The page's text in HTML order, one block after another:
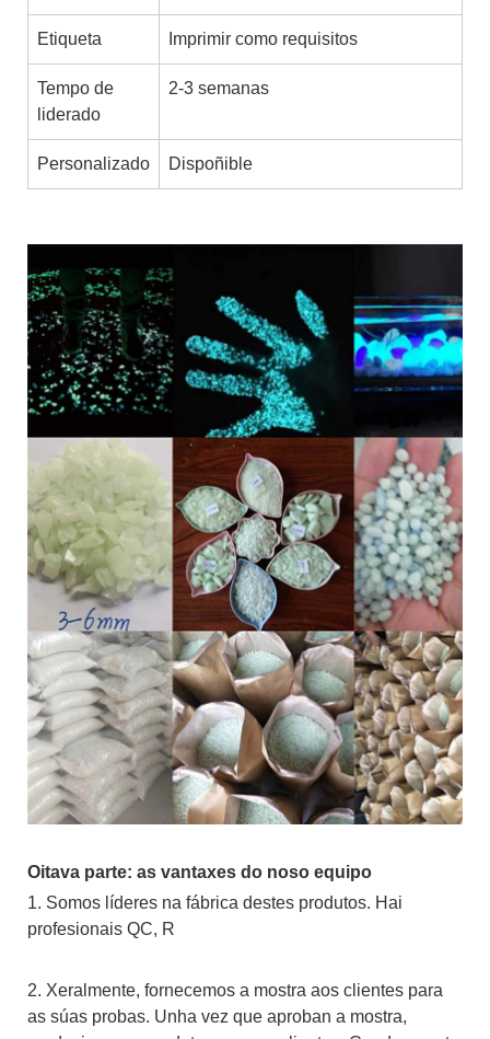
Etiqueta Imprimir como requisitos
Tempo de
liderado
2-3 semanas
Personalizado Dispoñible
Oitava parte: as vantaxes do noso equipo
1. Somos líderes na fábrica destes produtos. Hai
profesionais QC, R
2. Xeralmente, fornecemos a mostra aos clientes para
as súas probas. Unha vez que aproban a mostra,